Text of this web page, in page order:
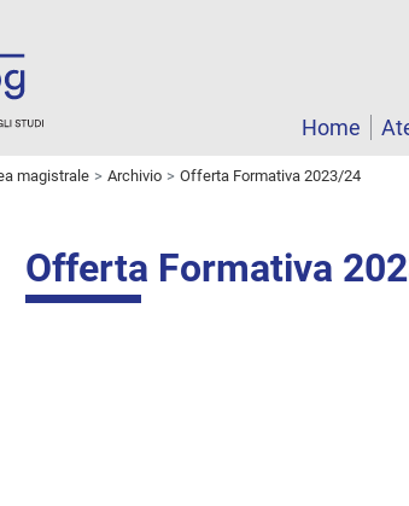
Home
magistrale Archivio Offerta Formativa 2023/24
Offerta Formativa